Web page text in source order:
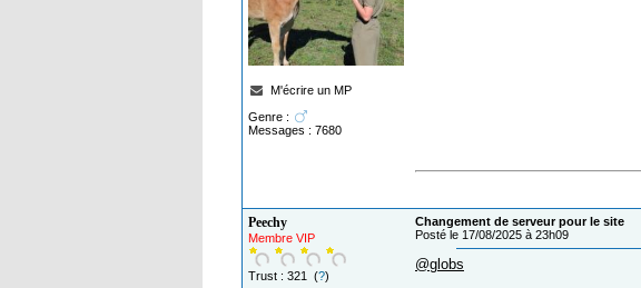
M'écrire un MP
Genre :
Messages : 7680
Peechy
Membre VIP
Trust : 321 (?)
Changement de serveur pour le site
Posté le 17/08/2025 à 23h09
@globs